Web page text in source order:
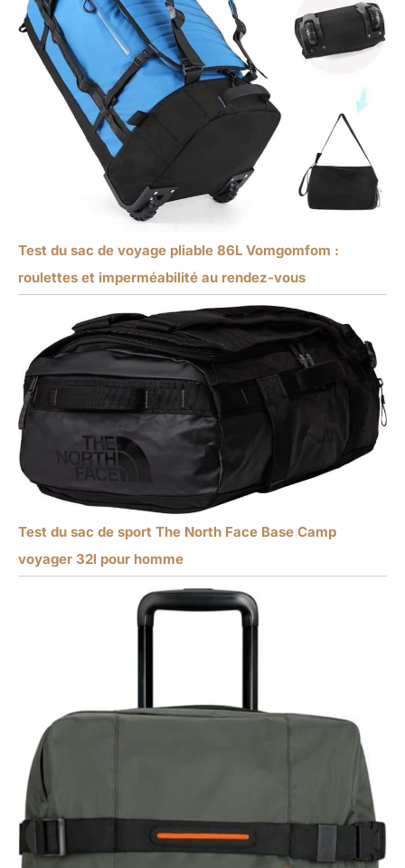
Test du sac de voyage pliable 86L Vomgomfom :
roulettes et imperméabilité au rendez-vous
Test du sac de sport The North Face Base Camp
voyager 32l pour homme